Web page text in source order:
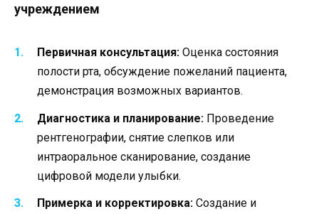
учреждением
Первичная консультация: Оценка состояния
полости рта, обсуждение пожеланий пациента,
демонстрация возможных вариантов.
Диагностика и планирование: Проведение
рентгенографии, снятие слепков или
интраоральное сканирование, создание
цифровой модели улыбки.
Примерка и корректировка: Создание и